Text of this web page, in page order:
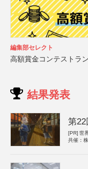
編集部セレクト
高額賞金コンテストラ
結果発表
第
[PR] 世
共催：